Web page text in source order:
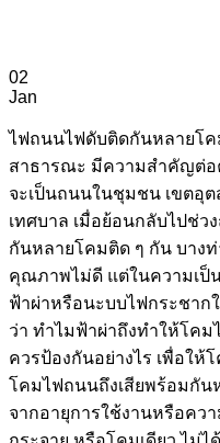
02
Jan
ไฟถนนไฟดับติดกันหลายโค
สาธารณะ มีความสำคัญต่อ
จะเป็นถนนในชุมชน เขตอุ
เทศบาล เมื่อย้อนกลับไปช่ว
กันหลายโคมติด ๆ กัน บางท่
คุณภาพไม่ดี แต่ในความเป็
ฟ้าผ่าหรือนะบบไฟกระชาก
ว่า ทำไมฟ้าผ่าถึงทำให้โค
ควรป้องกันอย่างไร เพื่อให้
โคมไฟถนนถึงเสียพร้อมกัน
จากอายุการใช้งานหรือคว